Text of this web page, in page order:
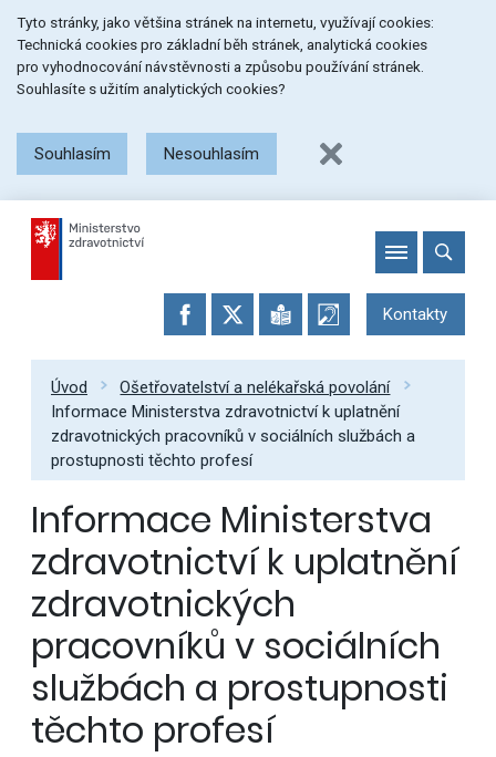
na
menu
na
obsah
na
patičku
stránky
Tyto stránky, jako většina stránek na internetu, využívají cookies:
Technická cookies pro základní běh stránek, analytická cookies
pro vyhodnocování návstěvnosti a způsobu používání stránek.
Souhlasíte s užitím analytických cookies?
Souhlasím Nesouhlasím
Kontakty
Úvod
Ošetřovatelství a nelékařská povolání
Informace Ministerstva zdravotnictví k uplatnění
zdravotnických pracovníků v sociálních službách a
prostupnosti těchto profesí
Informace Ministerstva
zdravotnictví k uplatnění
zdravotnických
pracovníků v sociálních
službách a prostupnosti
těchto profesí